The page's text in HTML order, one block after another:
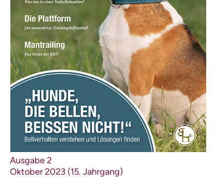
Nasenarbeit
Sonstiges / Hundefitness
Kind & Hund
Verhalten /
Wissenschaftliches
Training für Trainer / Ideen für
Trainer
Sonstige Kynologie /
Rassekunde allgemein
Hundezucht / Genetik
Archiv
Downloads für Hundehalter
BHV AkademieBildungsangebote Hund
„Der Familienhund“ Ein Magazin des BHV e.V.
Magazin für Hundehalter
Ausgabe 2
Oktober 2023 (15. Jahrgang)